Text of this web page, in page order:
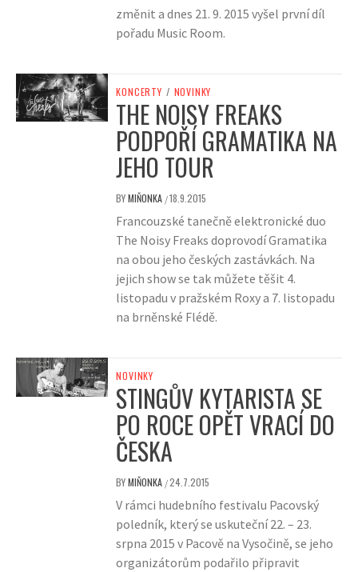
změnit a dnes 21. 9. 2015 vyšel první díl
pořadu Music Room.
KONCERTY / NOVINKY
THE NOISY FREAKS
PODPOŘÍ GRAMATIKA NA
JEHO TOUR
BYMIŇONKA /18.9.2015
Francouzské tanečně elektronické duo
The Noisy Freaks doprovodí Gramatika
na obou jeho českých zastávkách. Na
jejich show se tak můžete těšit 4.
listopadu v pražském Roxy a 7. listopadu
na brněnské Flédě.
NOVINKY
STINGŮV KYTARISTA SE
PO ROCE OPĚT VRACÍ DO
ČESKA
BYMIŇONKA /24.7.2015
V rámci hudebního festivalu Pacovský
poledník, který se uskuteční 22. – 23.
srpna 2015 v Pacově na Vysočině, se jeho
organizátorům podařilo připravit